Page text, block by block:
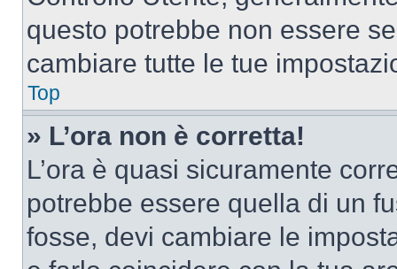
questo potrebbe non essere
cambiare tutte le tue
Top
» L’ora non è corretta!
L’ora è quasi sicuramente
potrebbe essere quella di un
fosse, devi cambiare le